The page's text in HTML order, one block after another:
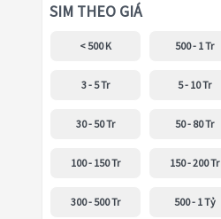
SIM THEO GIÁ
< 500 K 500 - 1 Tr
3 - 5 Tr 5 - 10 Tr
30 - 50 Tr 50 - 80 Tr
100 - 150 Tr 150 - 200 Tr
300 - 500 Tr 500 - 1 Tỷ